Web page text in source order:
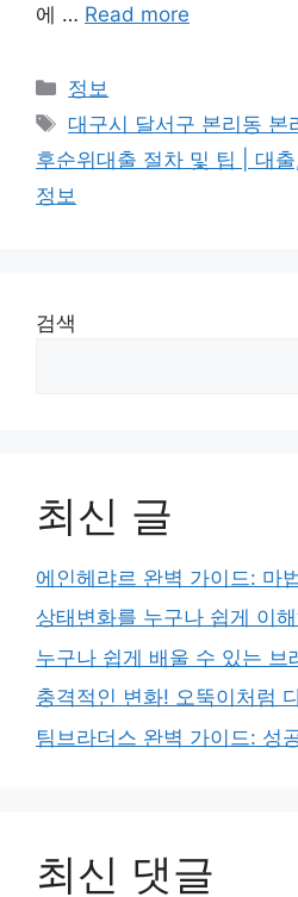
에 … Read more
Categories
정보
Tags
대구시 달서구 본리동 본
후순위대출 절차 및 팁 | 대
정보
검색
최신 글
에인헤랴르 완벽 가이드: 마
상태변화를 누구나 쉽게 이
누구나 쉽게 배울 수 있는 브
충격적인 변화! 오뚝이처럼
팀브라더스 완벽 가이드: 성
최신 댓글